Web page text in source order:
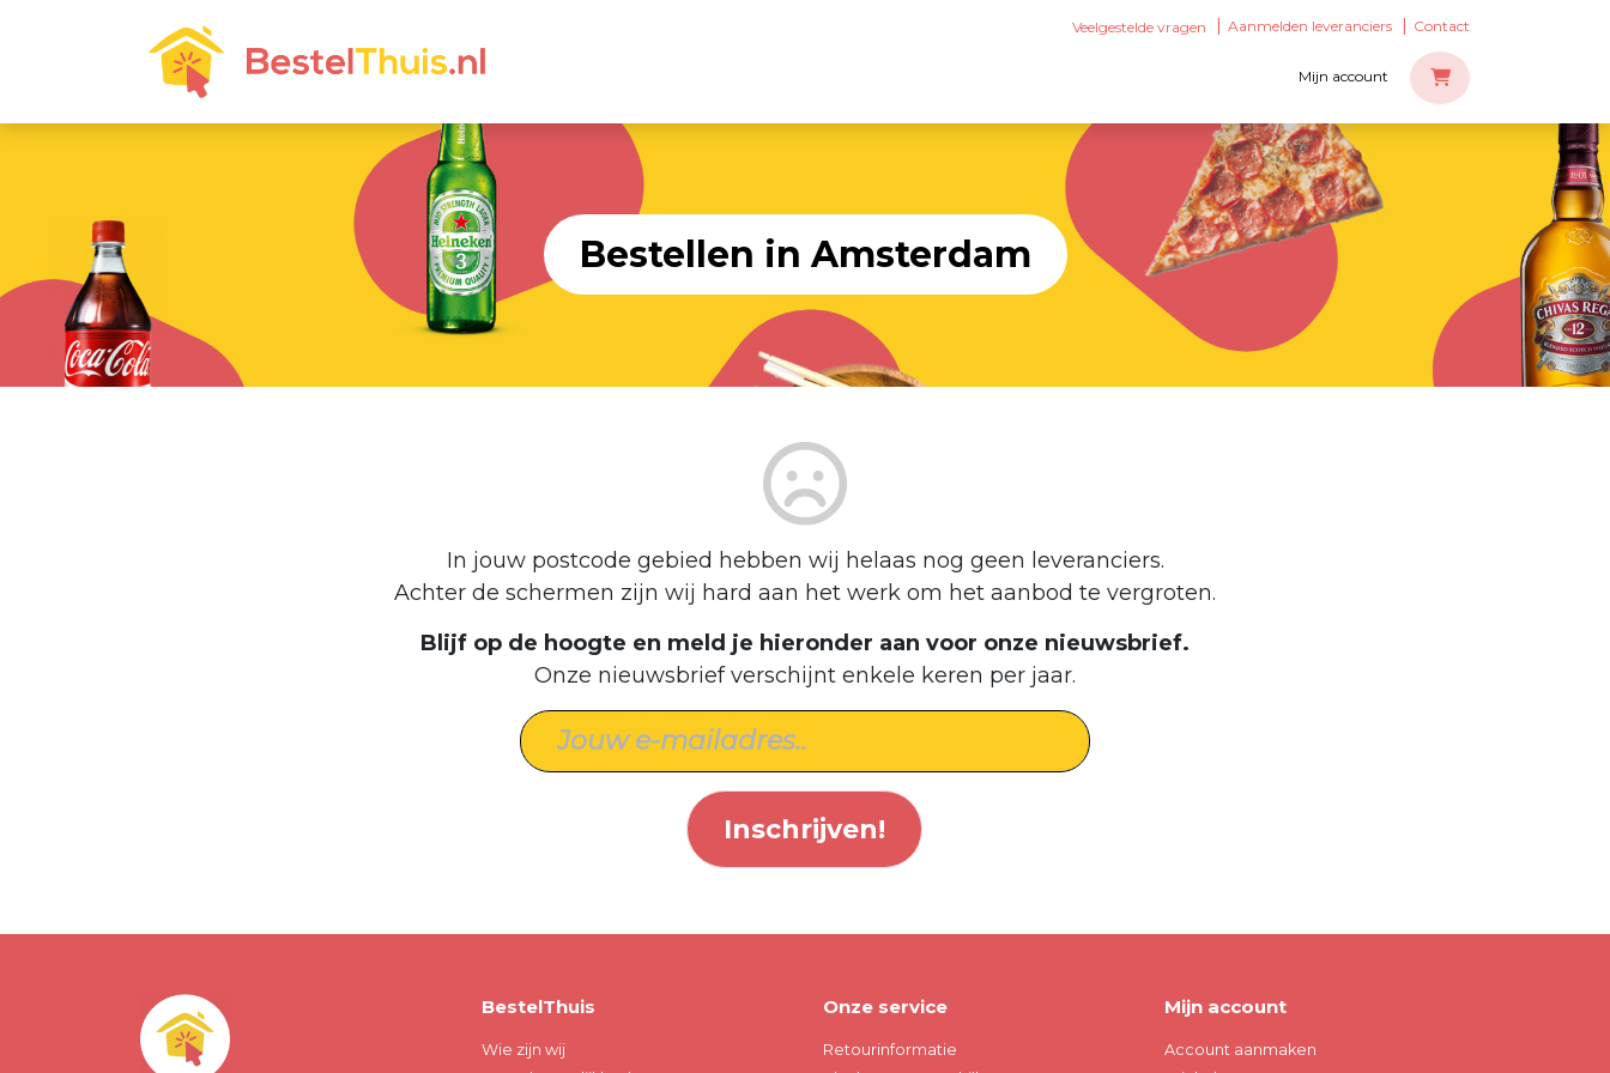
Veelgestelde vragen Aanmelden leveranciers Contact
Mijn account
Bestellen in Amsterdam
In jouw postcode gebied hebben wij helaas nog geen leveranciers.
Achter de schermen zijn wij hard aan het werk om het aanbod te vergroten.
Blijf op de hoogte en meld je hieronder aan voor onze nieuwsbrief.
Onze nieuwsbrief verschijnt enkele keren per jaar.
Inschrijven!
BestelThuis
Wie zijn wij
Onze service
Retourinformatie
Mijn account
Account aanmaken